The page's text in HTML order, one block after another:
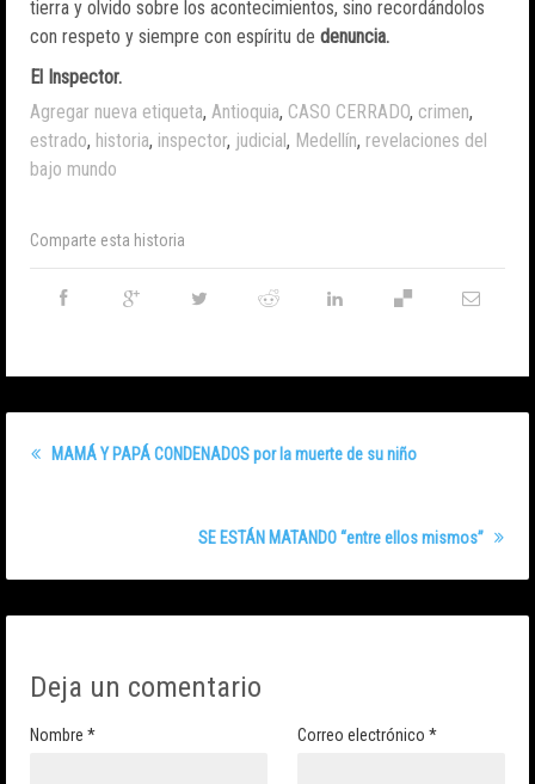
tierra y olvido sobre los acontecimientos, sino recordándolos
con respeto y siempre con espíritu de denuncia.
El Inspector.
Agregar nueva etiqueta, Antioquia, CASO CERRADO, crimen,
estrado, historia, inspector, judicial, Medellín, revelaciones del
bajo mundo
Comparte esta historia
MAMÁ Y PAPÁ CONDENADOS por la muerte de su niño
SE ESTÁN MATANDO “entre ellos mismos”
Deja un comentario
Nombre * Correo electrónico *